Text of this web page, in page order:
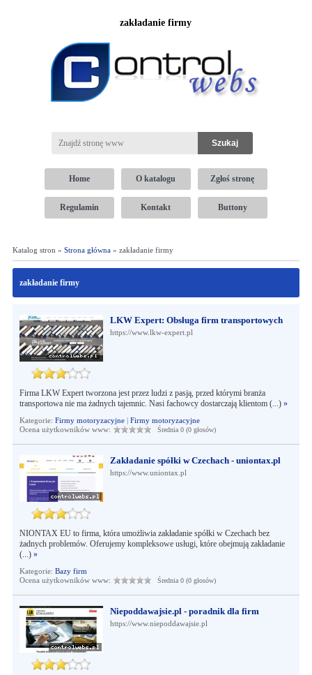
zakładanie firmy
Home O katalogu Zgłoś stronę
Regulamin Kontakt Buttony
Katalog stron » Strona główna» zakładanie firmy
zakładanie firmy
LKW Expert: Obsługa firm transportowych
https://www.lkw-expert.pl
Firma LKW Expert tworzona jest przez ludzi z pasją, przed którymi branża
transportowa nie ma żadnych tajemnic. Nasi fachowcy dostarczają klientom (...) »
Kategorie: Firmy motoryzacyjne| Firmy motoryzacyjne
Ocena użytkowników www:
Średnia 0 (0 głosów)
Zakładanie spółki w Czechach - uniontax.pl
https://www.uniontax.pl
NIONTAX EU to firma, która umożliwia zakładanie spółki w Czechach bez
żadnych problemów. Oferujemy kompleksowe usługi, które obejmują zakładanie
(...) »
Kategorie: Bazy firm
Ocena użytkowników www:
Średnia 0 (0 głosów)
Niepoddawajsie.pl - poradnik dla firm
https://www.niepoddawajsie.pl